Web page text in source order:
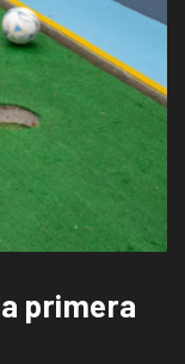
primera